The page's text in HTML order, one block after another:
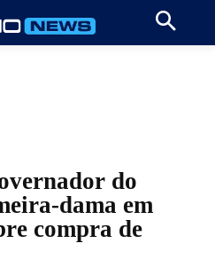
do
dama em
compra de